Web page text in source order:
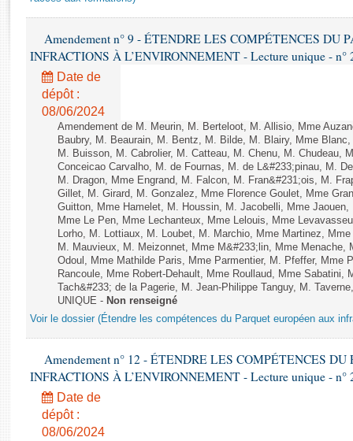
Rapports d'enquête
Rapports sur l'application des lois
Baromètre de l’application des lois
Dossiers législatifs
Budget et sécurité sociale
Questions écrites et orales
Comptes rendus des débats
Amendement n° 9 - ÉTENDRE LES COMPÉTENCES DU
INFRACTIONS À L’ENVIRONNEMENT - Lecture unique - n°
Date de
dépôt :
08/06/2024
Amendement de M. Meurin, M. Berteloot, M. Allisio, Mme
Baubry, M. Beaurain, M. Bentz, M. Bilde, M. Blairy, Mme
M. Buisson, M. Cabrolier, M. Catteau, M. Chenu, M. Chudeau,
Conceicao Carvalho, M. de Fournas, M. de L&#233;pinau, M.
M. Dragon, Mme Engrand, M. Falcon, M. Fran&#231;ois, M.
Gillet, M. Girard, M. Gonzalez, Mme Florence Goulet, Mme
Guitton, Mme Hamelet, M. Houssin, M. Jacobelli, Mme
Mme Le Pen, Mme Lechanteux, Mme Lelouis, Mme
Lorho, M. Lottiaux, M. Loubet, M. Marchio, Mme Martinez,
M. Mauvieux, M. Meizonnet, Mme M&#233;lin, Mme Menache,
Odoul, Mme Mathilde Paris, Mme Parmentier, M. Pfeffer, Mme
Rancoule, Mme Robert-Dehault, Mme Roullaud, Mme
Tach&#233; de la Pagerie, M. Jean-Philippe Tanguy, M.
UNIQUE - Non renseigné
Voir le dossier (Étendre les compétences du Parquet européen aux
Amendement n° 12 - ÉTENDRE LES COMPÉTENCES
INFRACTIONS À L’ENVIRONNEMENT - Lecture unique - n°
Date de
dépôt :
08/06/2024